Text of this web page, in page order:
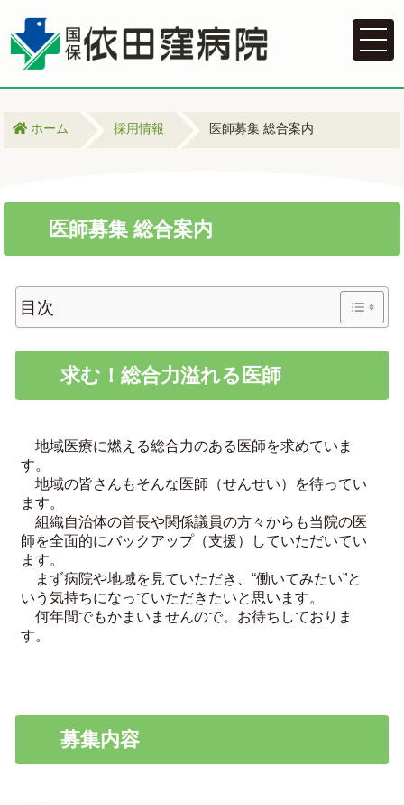
ホーム 採用情報 医師募集 総合案内
医師募集 総合案内
目次
求む！総合力溢れる医師
地域医療に燃える総合力のある医師を求めていま
す。
地域の皆さんもそんな医師（せんせい）を待ってい
ます。
組織自治体の首長や関係議員の方々からも当院の医
師を全面的にバックアップ（支援）していただいてい
ます。
まず病院や地域を見ていただき、“働いてみたい”と
いう気持ちになっていただきたいと思います。
何年間でもかまいませんので。お待ちしておりま
す。
募集内容